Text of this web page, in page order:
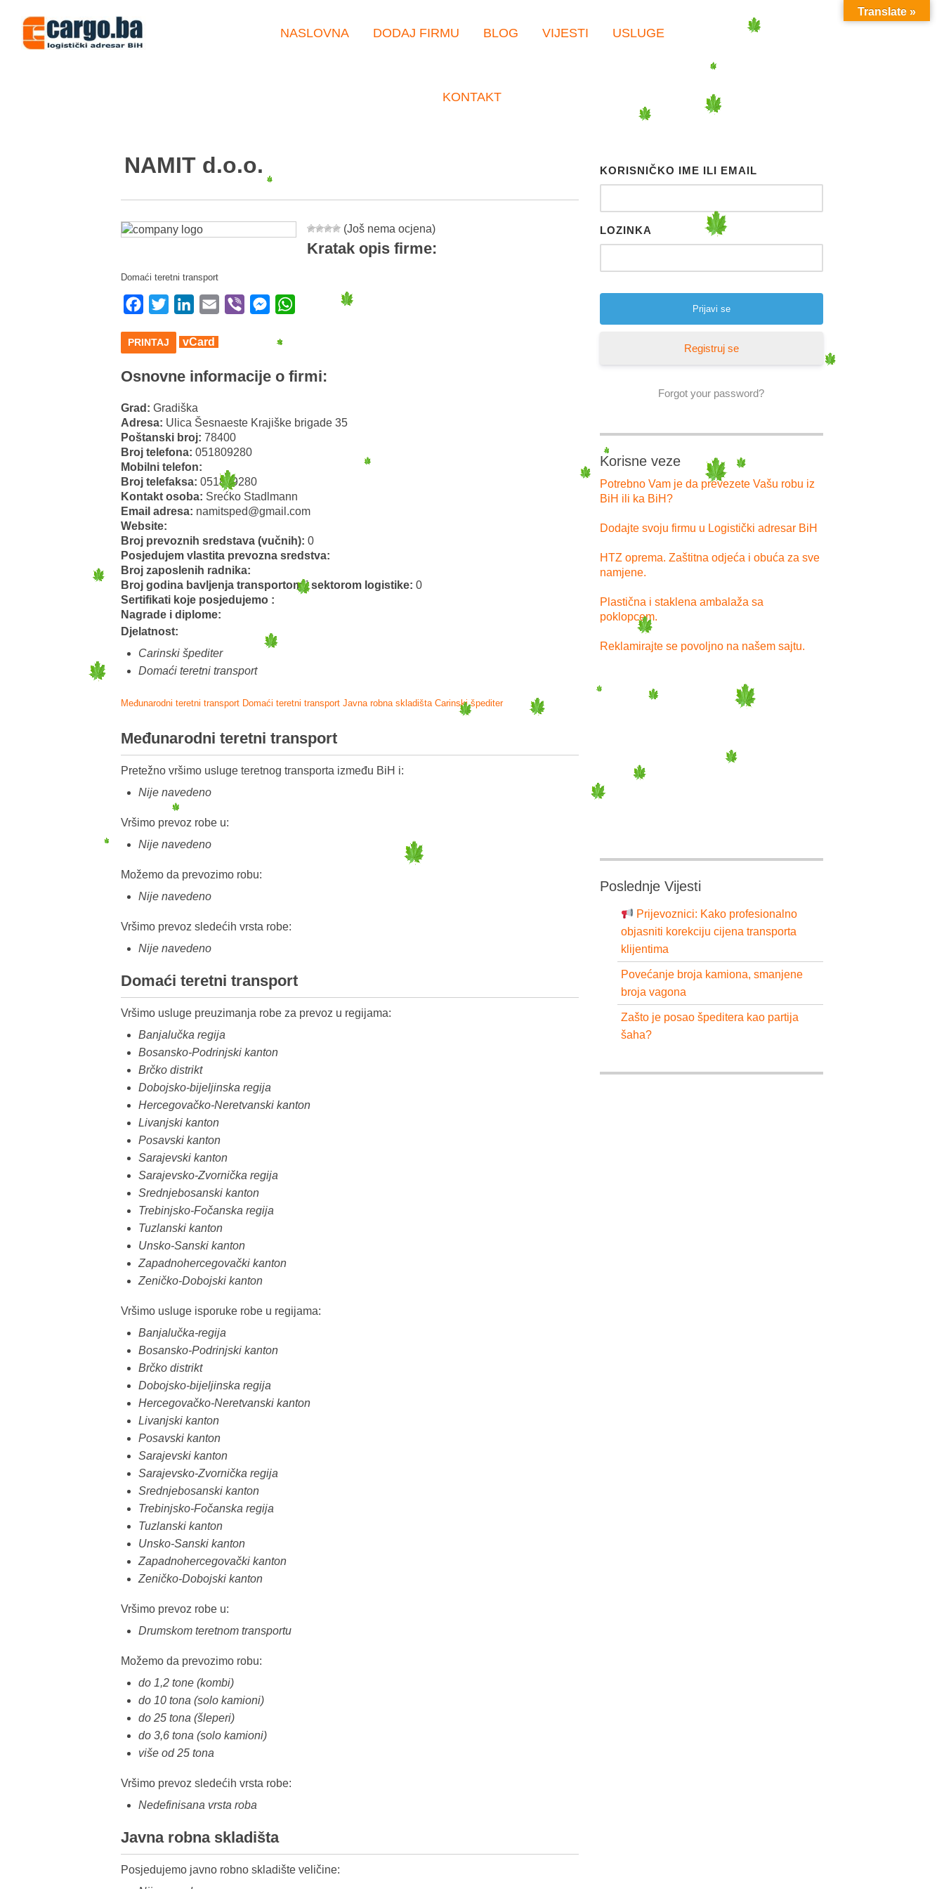
NASLOVNA DODAJ FIRMU BLOG VIJESTI USLUGE
KONTAKT
NAMIT d.o.o.
(Još nema ocjena)
Kratak opis firme:
Domaći teretni transport
Facebook
Twitter LinkedIn
Email Viber MessengerWhatsApp
PRINTAJ vCard
Osnovne informacije o firmi:
Grad: Gradiška
Adresa: Ulica Šesnaeste Krajiške brigade 35
Poštanski broj: 78400
Broj telefona: 051809280
Mobilni telefon:
Broj telefaksa: 051809280
Kontakt osoba: Srećko Stadlmann
Email adresa: namitsped@gmail.com
Website:
Broj prevoznih sredstava (vučnih): 0
Posjedujem vlastita prevozna sredstva:
Broj zaposlenih radnika:
Broj godina bavljenja transportom i sektorom logistike: 0
Sertifikati koje posjedujemo :
Nagrade i diplome:
Djelatnost:
Carinski špediter
Domaći teretni transport
Međunarodni teretni transport Domaći teretni transport Javna robna skladišta Carinski špediter
Međunarodni teretni transport
Pretežno vršimo usluge teretnog transporta između BiH i:
Nije navedeno
Vršimo prevoz robe u:
Nije navedeno
Možemo da prevozimo robu:
Nije navedeno
Vršimo prevoz sledećih vrsta robe:
Nije navedeno
Domaći teretni transport
Vršimo usluge preuzimanja robe za prevoz u regijama:
Banjalučka regija
Bosansko-Podrinjski kanton
Brčko distrikt
Dobojsko-bijeljinska regija
Hercegovačko-Neretvanski kanton
Livanjski kanton
Posavski kanton
Sarajevski kanton
Sarajevsko-Zvornička regija
Srednjebosanski kanton
Trebinjsko-Fočanska regija
Tuzlanski kanton
Unsko-Sanski kanton
Zapadnohercegovački kanton
Zeničko-Dobojski kanton
Vršimo usluge isporuke robe u regijama:
Banjalučka-regija
Bosansko-Podrinjski kanton
Brčko distrikt
Dobojsko-bijeljinska regija
Hercegovačko-Neretvanski kanton
Livanjski kanton
Posavski kanton
Sarajevski kanton
Sarajevsko-Zvornička regija
Srednjebosanski kanton
Trebinjsko-Fočanska regija
Tuzlanski kanton
Unsko-Sanski kanton
Zapadnohercegovački kanton
Zeničko-Dobojski kanton
Vršimo prevoz robe u:
Drumskom teretnom transportu
Možemo da prevozimo robu:
do 1,2 tone (kombi)
do 10 tona (solo kamioni)
do 25 tona (šleperi)
do 3,6 tona (solo kamioni)
više od 25 tona
Vršimo prevoz sledećih vrsta robe:
Nedefinisana vrsta roba
Javna robna skladišta
Posjedujemo javno robno skladište veličine:
KORISNIČKO IME ILI EMAIL
LOZINKA
Registruj se
Forgot your password?
Korisne veze
Potrebno Vam je da prevezete Vašu robu iz
BiH ili ka BiH?
Dodajte svoju firmu u Logistički adresar BiH
HTZ oprema. Zaštitna odjeća i obuća za sve
namjene.
Plastična i staklena ambalaža sa
poklopcem.
Reklamirajte se povoljno na našem sajtu.
Poslednje Vijesti
Prijevoznici: Kako profesionalno
objasniti korekciju cijena transporta
klijentima
Povećanje broja kamiona, smanjene
broja vagona
Zašto je posao špeditera kao partija
šaha?
Translate »